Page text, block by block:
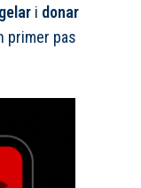
i donar
primer pas